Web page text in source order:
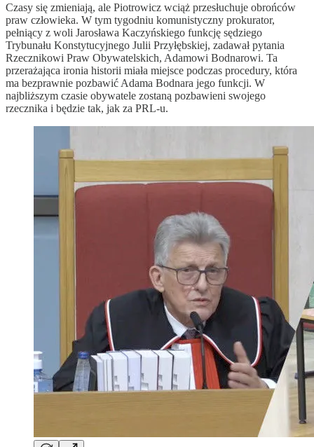
Czasy się zmieniają, ale Piotrowicz wciąż przesłuchuje obrońców
praw człowieka. W tym tygodniu komunistyczny prokurator,
pełniący z woli Jarosława Kaczyńskiego funkcję sędziego
Trybunału Konstytucyjnego Julii Przyłębskiej, zadawał pytania
Rzecznikowi Praw Obywatelskich, Adamowi Bodnarowi. Ta
przerażająca ironia historii miała miejsce podczas procedury, która
ma bezprawnie pozbawić Adama Bodnara jego funkcji. W
najbliższym czasie obywatele zostaną pozbawieni swojego
rzecznika i będzie tak, jak za PRL-u.